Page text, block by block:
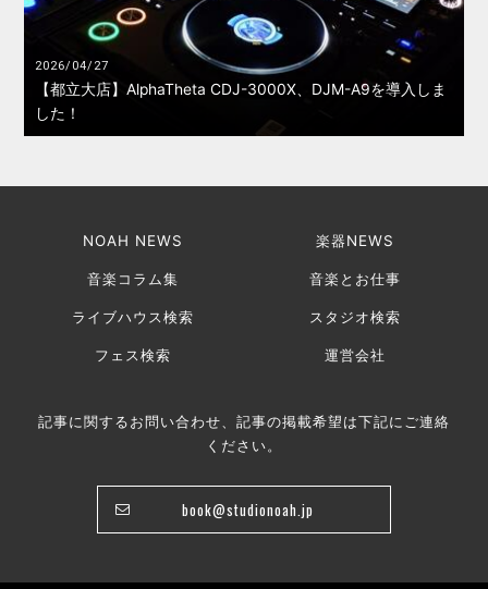
2026/04/27
【都立大店】AlphaTheta CDJ-3000X、DJM-A9を導入しま
した！
NOAH NEWS 楽器NEWS
音楽コラム集 音楽とお仕事
ライブハウス検索 スタジオ検索
フェス検索 運営会社
記事に関するお問い合わせ、記事の掲載希望は下記にご連絡
ください。
book@studionoah.jp